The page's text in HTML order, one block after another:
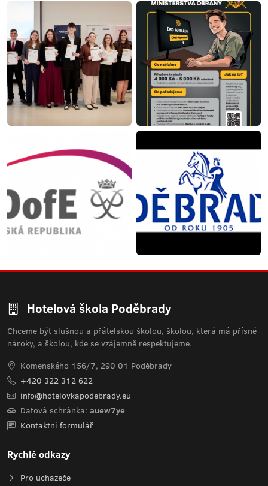
Hotelová škola Poděbrady
Chceme být slušnou a přátelskou školou, školou, která má přísné
nároky, a školou, kde se vzájemně respektujeme.
Komenského 156/7, 290 01 Poděbrady
+420 322 312 622
info@hotelovkapodebrady.eu
Datová schránka: auew7ye
Kontaktní formulář
Rychlé odkazy
Pro uchazeče